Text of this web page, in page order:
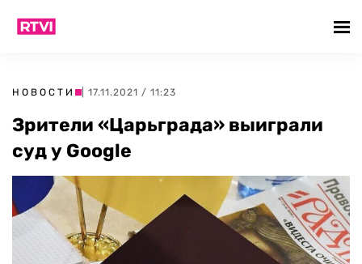
НОВОСТИ | 17.11.2021 / 11:23
Зрители «Царьграда» выиграли
суд у Google